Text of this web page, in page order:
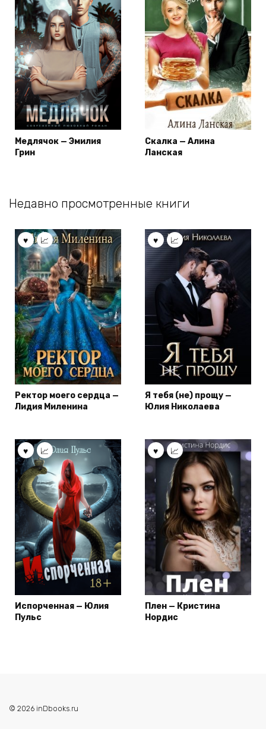
Медлячок — Эмилия
Грин
Скалка — Алина
Ланская
Недавно просмотренные книги
Ректор моего сердца —
Лидия Миленина
Я тебя (не) прощу —
Юлия Николаева
Испорченная — Юлия
Пульс
Плен — Кристина
Нордис
© 2026 inDbooks.ru